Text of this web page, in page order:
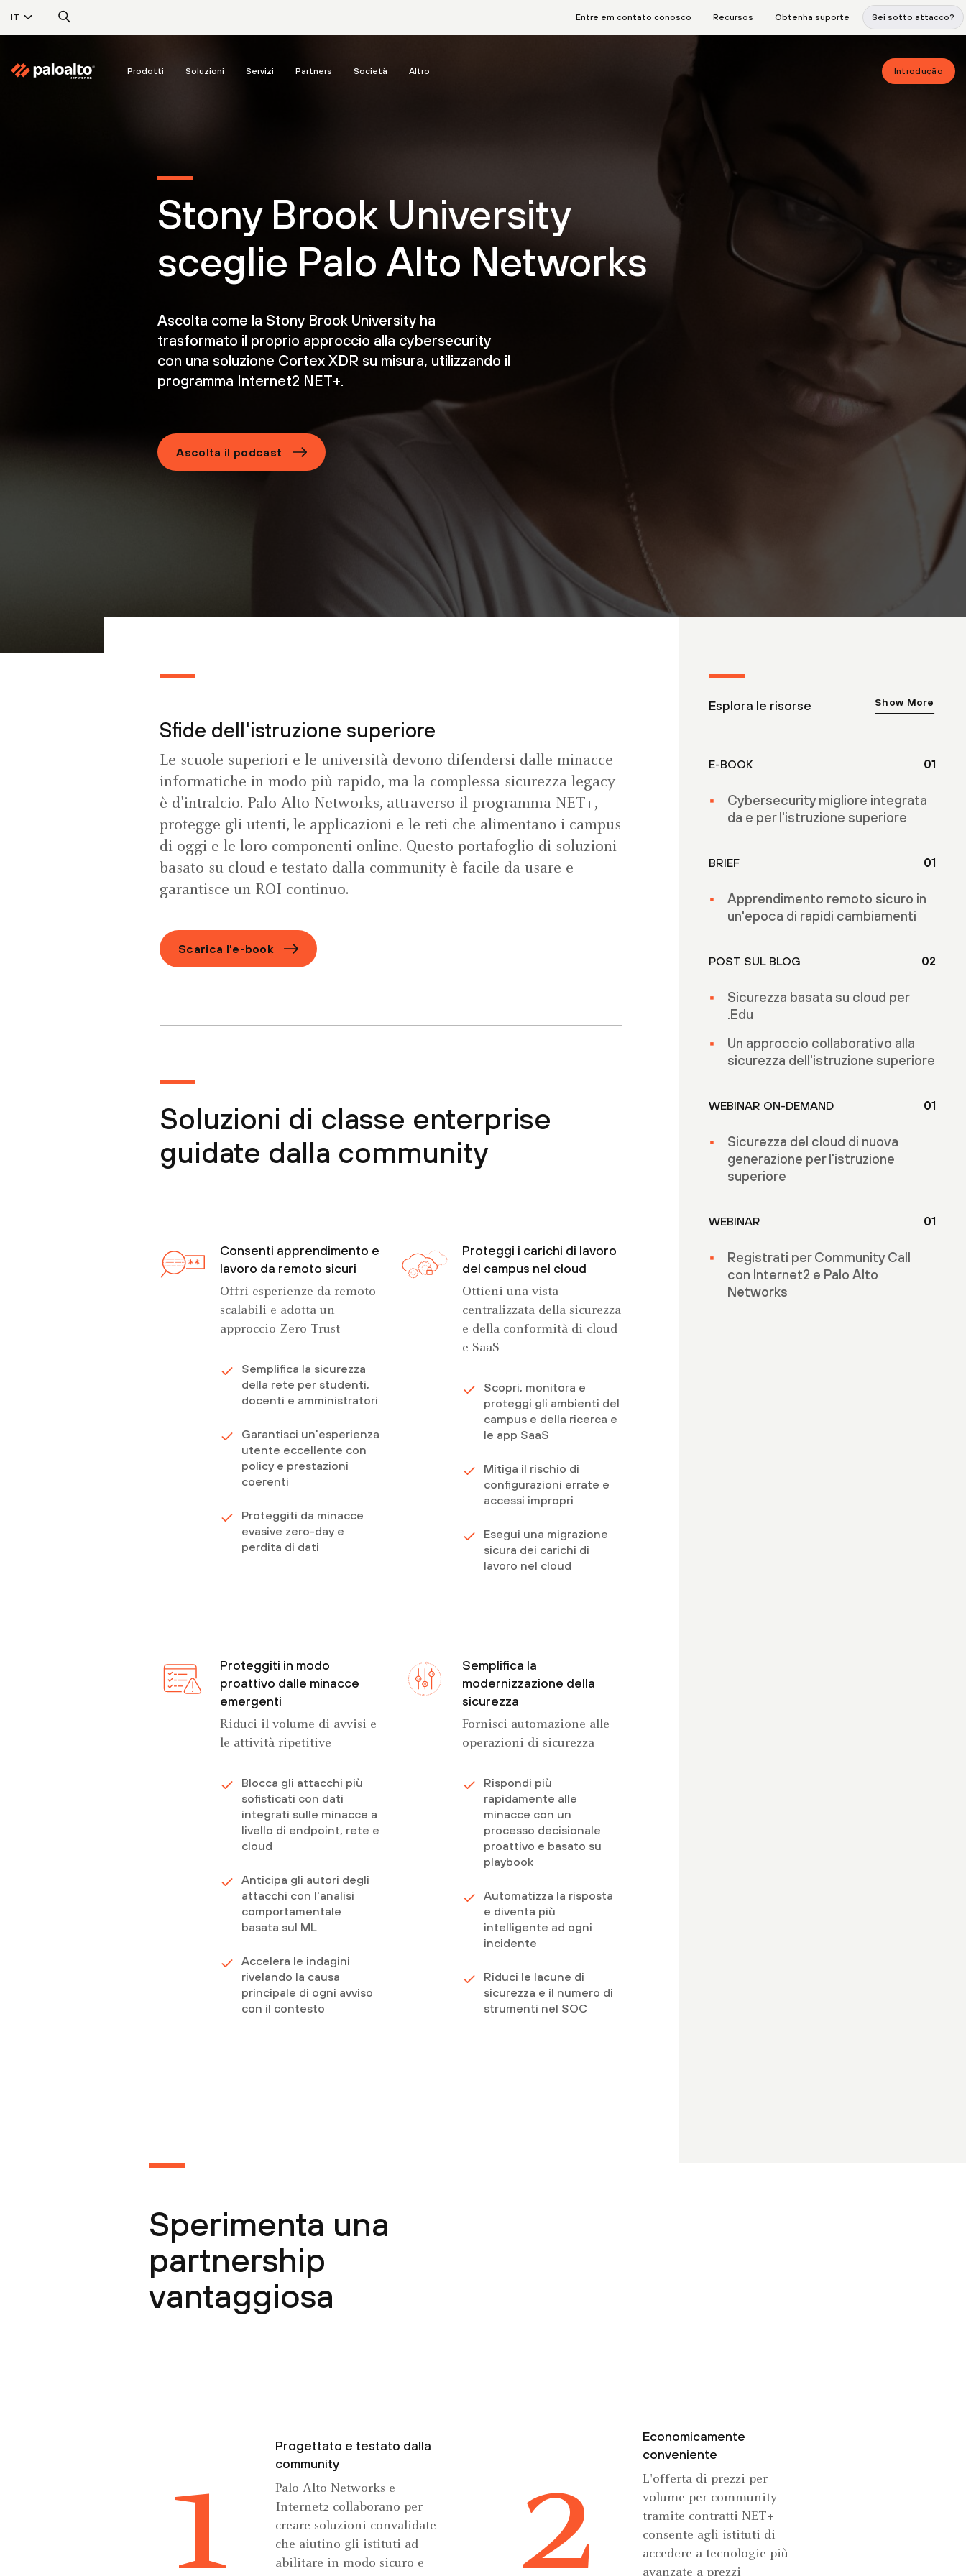
IT Entre em contato conosco Recursos Obtenha suporte Sei sotto attacco?
Prodotti Soluzioni Servizi Partners Società Altro Introdução
Stony Brook University
sceglie Palo Alto Networks
Ascolta come la Stony Brook University ha
trasformato il proprio approccio alla cybersecurity
con una soluzione Cortex XDR su misura, utilizzando il
programma Internet2 NET+.
Ascolta il podcast
Sfide dell'istruzione superiore
Le scuole superiori e le università devono difendersi dalle minacce
informatiche in modo più rapido, ma la complessa sicurezza legacy
è d'intralcio. Palo Alto Networks, attraverso il programma NET+,
protegge gli utenti, le applicazioni e le reti che alimentano i campus
di oggi e le loro componenti online. Questo portafoglio di soluzioni
basato su cloud e testato dalla community è facile da usare e
garantisce un ROI continuo.
Scarica l'e-book
Soluzioni di classe enterprise
guidate dalla community
Consenti apprendimento e
lavoro da remoto sicuri
Offri esperienze da remoto
scalabili e adotta un
approccio Zero Trust
Semplifica la sicurezza
della rete per studenti,
docenti e amministratori
Garantisci un'esperienza
utente eccellente con
policy e prestazioni
coerenti
Proteggiti da minacce
evasive zero-day e
perdita di dati
Proteggi i carichi di lavoro
del campus nel cloud
Ottieni una vista
centralizzata della sicurezza
e della conformità di cloud
e SaaS
Scopri, monitora e
proteggi gli ambienti del
campus e della ricerca e
le app SaaS
Mitiga il rischio di
configurazioni errate e
accessi impropri
Esegui una migrazione
sicura dei carichi di
lavoro nel cloud
Proteggiti in modo
proattivo dalle minacce
emergenti
Riduci il volume di avvisi e
le attività ripetitive
Blocca gli attacchi più
sofisticati con dati
integrati sulle minacce a
livello di endpoint, rete e
cloud
Anticipa gli autori degli
attacchi con l'analisi
comportamentale
basata sul ML
Accelera le indagini
rivelando la causa
principale di ogni avviso
con il contesto
Semplifica la
modernizzazione della
sicurezza
Fornisci automazione alle
operazioni di sicurezza
Rispondi più
rapidamente alle
minacce con un
processo decisionale
proattivo e basato su
playbook
Automatizza la risposta
e diventa più
intelligente ad ogni
incidente
Riduci le lacune di
sicurezza e il numero di
strumenti nel SOC
Esplora le risorse Show More
E-BOOK 01
Cybersecurity migliore integrata
da e per l'istruzione superiore
BRIEF 01
Apprendimento remoto sicuro in
un'epoca di rapidi cambiamenti
POST SUL BLOG 02
Sicurezza basata su cloud per
.Edu
Un approccio collaborativo alla
sicurezza dell'istruzione superiore
WEBINAR ON-DEMAND 01
Sicurezza del cloud di nuova
generazione per l'istruzione
superiore
WEBINAR 01
Registrati per Community Call
con Internet2 e Palo Alto
Networks
Sperimenta una
partnership
vantaggiosa
1
Progettato e testato dalla
community
Palo Alto Networks e
Internet2 collaborano per
creare soluzioni convalidate
che aiutino gli istituti ad
abilitare in modo sicuro e
2
Economicamente
conveniente
L'offerta di prezzi per
volume per community
tramite contratti NET+
consente agli istituti di
accedere a tecnologie più
avanzate a prezzi